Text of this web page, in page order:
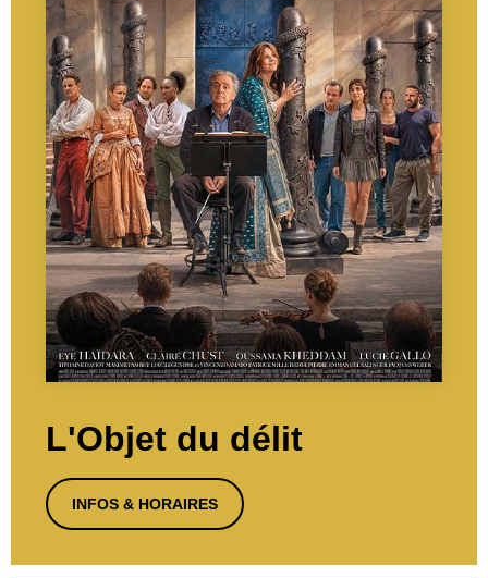
L'Objet du délit
INFOS & HORAIRES